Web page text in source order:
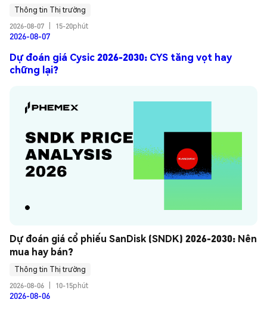
Thông tin Thị trường
2026-08-07
15-20phút
2026-08-07
Dự đoán giá Cysic 2026-2030: CYS tăng vọt hay
chững lại?
Dự đoán giá cổ phiếu SanDisk (SNDK) 2026-2030: Nên
mua hay bán?
Thông tin Thị trường
2026-08-06
10-15phút
2026-08-06